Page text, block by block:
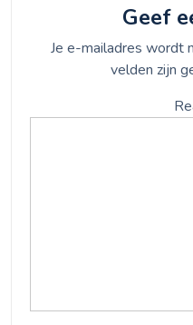
Geef
Je e-mailadres wordt
velden zijn